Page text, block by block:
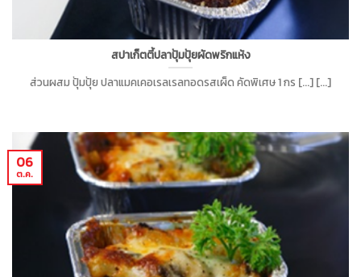
สปาเก็ตตี้ปลาปุ้มปุ้ยผัดพริกแห้ง
ส่วนผสม ปุ้มปุ้ย ปลาแมคเคอเรลเรลทอดรสเผ็ด คัดพิเศษ 1 กร [...] [...]
06
ต.ค.